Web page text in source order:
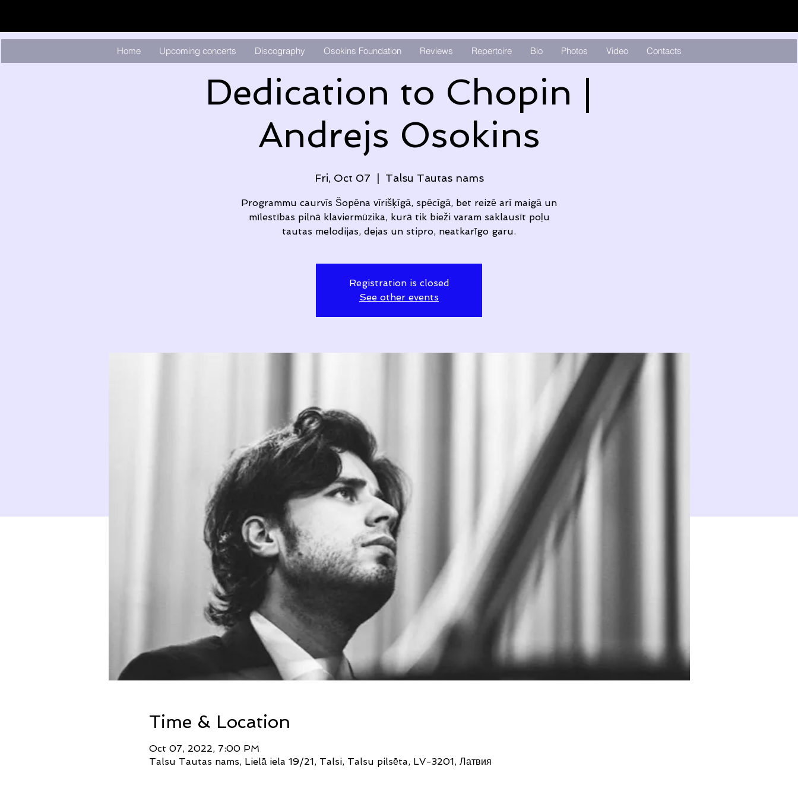
Dedication to Chopin |
Andrejs Osokins
Fri, Oct 07 Talsu Tautas nams
Programmu caurvīs Šopēna vīrišķīgā, spēcīgā, bet reizē arī maigā un
mīlestības pilnā klaviermūzika, kurā tik bieži varam saklausīt poļu
tautas melodijas, dejas un stipro, neatkarīgo garu.
Registration is closed
See other events
Time & Location
Oct 07, 2022, 7:00 PM
Talsu Tautas nams, Lielā iela 19/21, Talsi, Talsu pilsēta, LV-3201, Латвия
Home Upcoming concerts Discography Osokins Foundation Reviews Repertoire Bio Photos Video Contacts